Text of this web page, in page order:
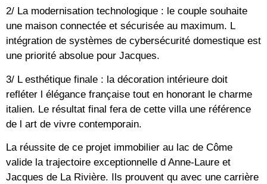
2/ La modernisation technologique : le couple souhaite
une maison connectée et sécurisée au maximum. L
intégration de systèmes de cybersécurité domestique est
une priorité absolue pour Jacques.
3/ L esthétique finale : la décoration intérieure doit
refléter l élégance française tout en honorant le charme
italien. Le résultat final fera de cette villa une référence
de l art de vivre contemporain.
La réussite de ce projet immobilier au lac de Côme
valide la trajectoire exceptionnelle d Anne-Laure et
Jacques de La Rivière. Ils prouvent qu avec une carrière